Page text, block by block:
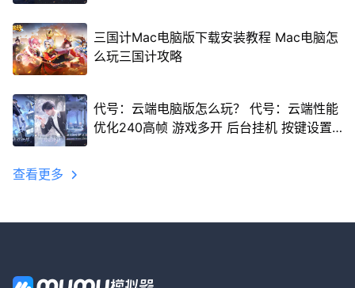
三国计Mac电脑版下载安装教程 Mac电脑怎
么玩三国计攻略
代号：云端电脑版怎么玩？ 代号：云端性能
优化240高帧 游戏多开 后台挂机 按键设置
查看更多